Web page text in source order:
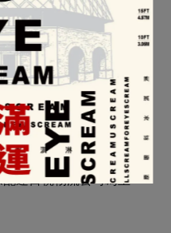
燕麥、紅柴花蜜、麥芽
若超過請選【宅配】服務
，將以低溫冷藏配送 -
達日視物流公司為主 -